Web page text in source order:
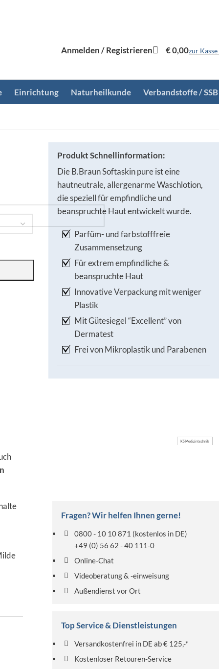
Anmelden / Registrieren €0,00zur Kasse
Einrichtung Naturheilkunde Verbandstoffe / SSB
Produkt Schnellinformation:
Die B.Braun Softaskin pure ist eine
hautneutrale, allergenarme Waschlotion,
die speziell für empfindliche und
beanspruchte Haut entwickelt wurde.
Parfüm- und farbstofffreie
Zusammensetzung
Für extrem empfindliche &
beanspruchte Haut
Innovative Verpackung mit weniger
Plastik
Mit Gütesiegel “Excellent” von
Dermatest
Frei von Mikroplastik und Parabenen
KS Medizintechnik
Fragen? Wir helfen Ihnen gerne!
0800 - 10 10 871 (kostenlos in DE)
+49 (0) 56 62 - 40 111-0
Online-Chat
Videoberatung & -einweisung
Außendienst vor Ort
Top Service & Dienstleistungen
Versandkostenfrei in DE ab € 125,-*
Kostenloser Retouren-Service